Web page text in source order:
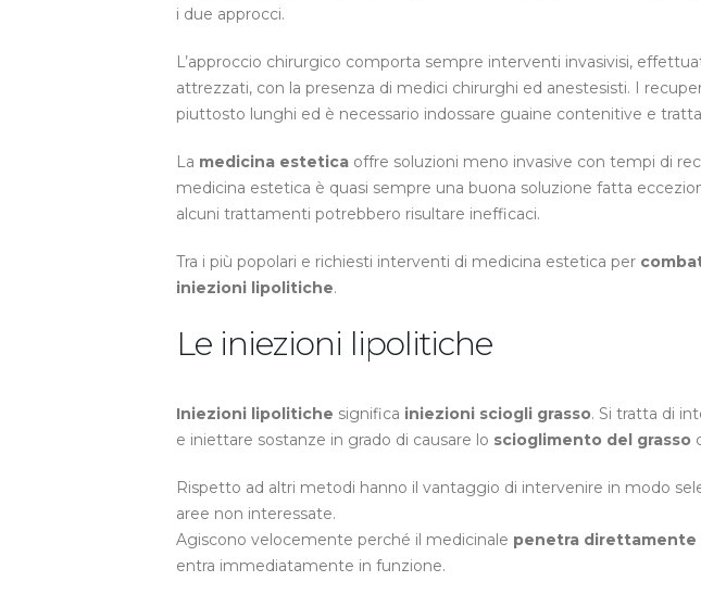
i due approcci.
L’approccio chirurgico comporta sempre interventi invasivisi,
attrezzati, con la presenza di medici chirurghi ed anestesisti. I
piuttosto lunghi ed è necessario indossare guaine contenitive e
La medicina estetica offre soluzioni meno invasive con tempi di
medicina estetica è quasi sempre una buona soluzione fatta
alcuni trattamenti potrebbero risultare inefficaci.
Tra i più popolari e richiesti interventi di medicina estetica per
iniezioni lipolitiche.
Le iniezioni lipolitiche
Iniezioni lipolitiche significa iniezioni sciogli grasso. Si tratta di
e iniettare sostanze in grado di causare lo scioglimento del grasso
Rispetto ad altri metodi hanno il vantaggio di intervenire in modo
aree non interessate.
Agiscono velocemente perché il medicinale penetra direttamente
entra immediatamente in funzione.